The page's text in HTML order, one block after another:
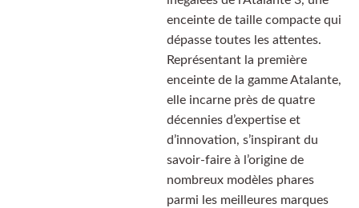
enceinte de taille compacte qui
dépasse toutes les attentes.
Représentant la première
enceinte de la gamme Atalante,
elle incarne près de quatre
décennies d’expertise et
d’innovation, s’inspirant du
savoir-faire à l’origine de
nombreux modèles phares
parmi les meilleures marques